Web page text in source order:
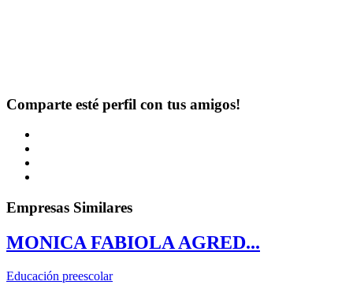
Comparte esté perfil con tus amigos!
Empresas Similares
MONICA FABIOLA AGRED...
Educación preescolar